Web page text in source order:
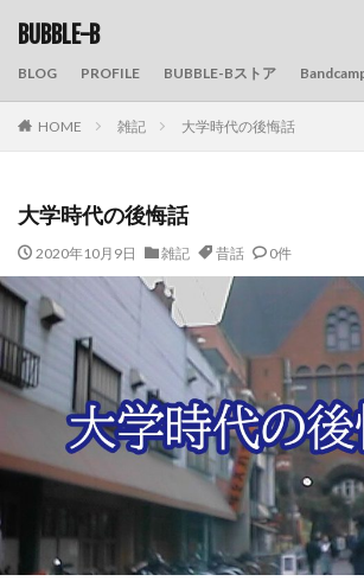
BUBBLE-B
BLOG PROFILE BUBBLE-Bストア
HOME 雑記 大学時代の後悔話
大学時代の後悔話
2020年10月9日 雑記 昔話 0件